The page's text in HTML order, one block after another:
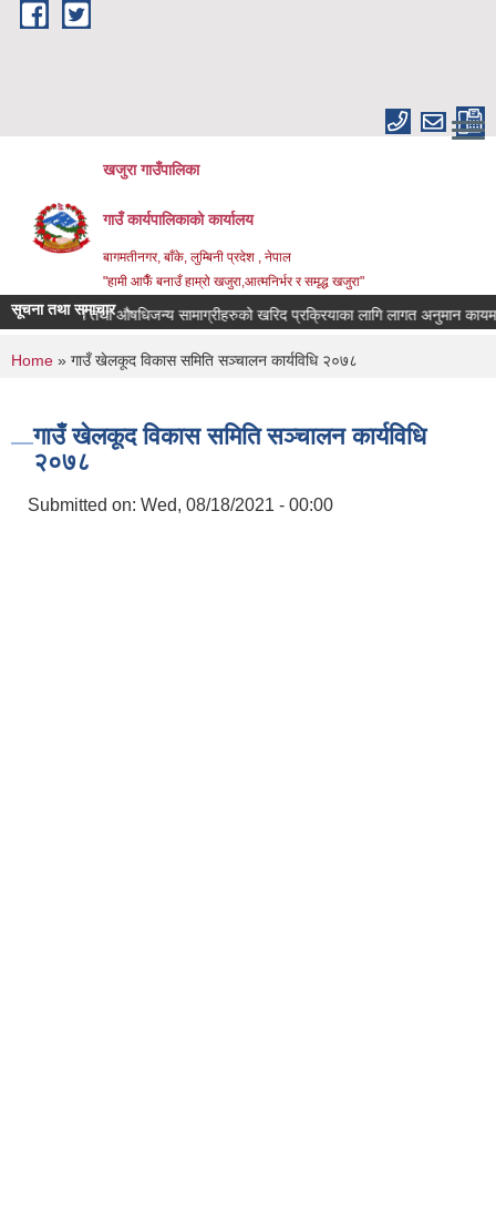
Skip to main content
खजुरा गाउँपालिका
गाउँ कार्यपालिकाको कार्यालय
बागमतीनगर, बाँके, लुम्बिनी प्रदेश , नेपाल
"हामी आफैँ बनाउँ हाम्रो खजुरा,आत्मनिर्भर र समृद्ध खजुरा"
सूचना तथा समाचार
औषधि तथा औषधिजन्य सामाग्रीहरुको खरिद प्रक्रियाका लागि लागत अनुमान कायम
You are here
Home » गाउँ खेलकूद विकास समिति सञ्चालन कार्यविधि २०७८
गाउँ खेलकूद विकास समिति सञ्चालन कार्यविधि
२०७८
Submitted on: Wed, 08/18/2021 - 00:00